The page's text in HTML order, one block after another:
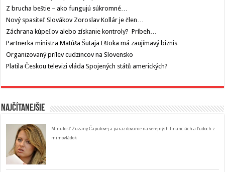
Z brucha beštie – ako fungujú súkromné…
Nový spasiteľ Slovákov Zoroslav Kollár je člen…
Záchrana kúpeľov alebo získanie kontroly? Príbeh…
Partnerka ministra Matúša Šutaja Eštoka má zaujímavý biznis
Organizovaný prílev cudzincov na Slovensko
Platila Českou televizi vláda Spojených států amerických?
Najčítanejšie
Minulosť Zuzany Čaputovej a parazitovanie na verejných financiách a ľudoch z
mimovládok